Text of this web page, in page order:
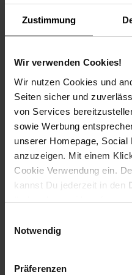
Zustimmung
Wir verwenden Cookies!
Wir nutzen Cookies und
Seiten sicher und
von Services
sowie Werbung
unserer Homepage, Social
anzuzeigen. Mit einem
Cookie Verwendung ein.
kannst Du jederzeit in den
ändern bzw. widerrufen.
Notwendig
Präferenzen
Weitere
Beginn: August/
Hochschulreife